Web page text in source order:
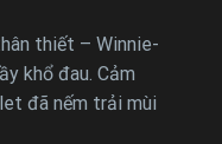
thiết – Winnie-
khổ đau. Cảm
đã nếm trải mùi